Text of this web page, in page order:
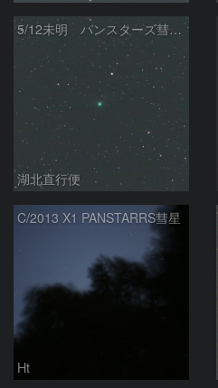
5/12未明 パンスターズ彗星（C/2013 X1）
湖北直行便
C/2013 X1 PANSTARRS彗星
Ht